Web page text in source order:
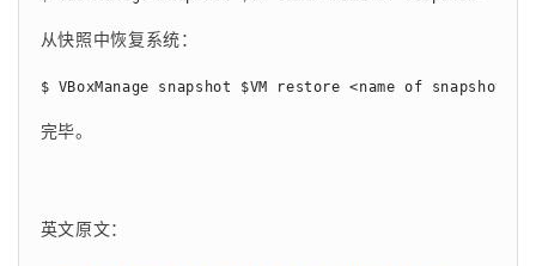
从快照中恢复系统：
$ VBoxManage snapshot $VM restore <name of snapshot>
完毕。
英文原文：